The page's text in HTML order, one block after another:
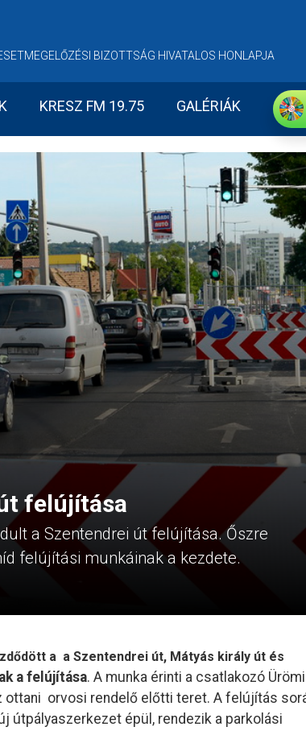
BIZOTTSÁG HIVATALOS HONLAPJA
KRESZ FM 19.75 GALÉRIÁK
felújítása
a Szentendrei út felújítása. Őszre
felújítási munkáinak a kezdete.
a a Szentendrei út, Mátyás király út és
a felújítása. A munka érinti a csatlakozó
ottani orvosi rendelő előtti teret. A felújítás
útpályaszerkezet épül, rendezik a parkolási